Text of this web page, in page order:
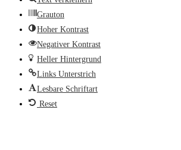
Grauton
Hoher Kontrast
Negativer Kontrast
Heller Hintergrund
Links Unterstrich
Lesbare Schriftart
Reset